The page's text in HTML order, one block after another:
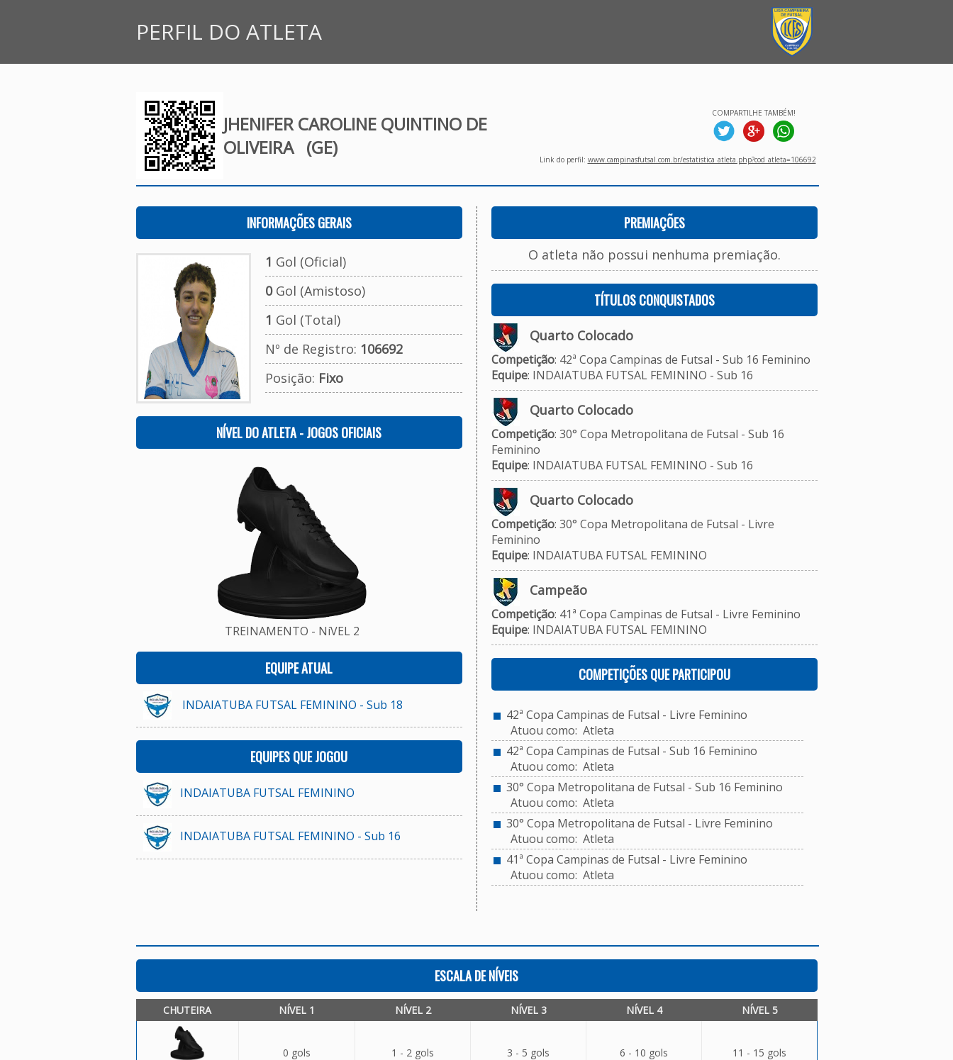
PERFIL DO ATLETA
JHENIFER CAROLINE QUINTINO DE
OLIVEIRA (GE)
COMPARTILHE TAMBÉM!
Link do perfil: www.campinasfutsal.com.br/estatistica_atleta.php?cod_atleta=106692
INFORMAÇÕES GERAIS
1 Gol (Oficial)
0Gol (Amistoso)
1 Gol (Total)
Nº de Registro: 106692
Posição: Fixo
NÍVEL DO ATLETA - JOGOS OFICIAIS
TREINAMENTO - NíVEL 2
EQUIPE ATUAL
INDAIATUBA FUTSAL FEMININO - Sub 18
EQUIPES QUE JOGOU
INDAIATUBA FUTSAL FEMININO
INDAIATUBA FUTSAL FEMININO - Sub 16
PREMIAÇÕES
O atleta não possui nenhuma premiação.
TÍTULOS CONQUISTADOS
Quarto Colocado
Competição: 42ª Copa Campinas de Futsal - Sub 16 Feminino
Equipe: INDAIATUBA FUTSAL FEMININO - Sub 16
Quarto Colocado
Competição: 30° Copa Metropolitana de Futsal - Sub 16
Feminino
Equipe: INDAIATUBA FUTSAL FEMININO - Sub 16
Quarto Colocado
Competição: 30° Copa Metropolitana de Futsal - Livre
Feminino
Equipe: INDAIATUBA FUTSAL FEMININO
Campeão
Competição: 41ª Copa Campinas de Futsal - Livre Feminino
Equipe: INDAIATUBA FUTSAL FEMININO
COMPETIÇÕES QUE PARTICIPOU
42ª Copa Campinas de Futsal - Livre Feminino
Atuou como: Atleta
42ª Copa Campinas de Futsal - Sub 16 Feminino
Atuou como: Atleta
30° Copa Metropolitana de Futsal - Sub 16 Feminino
Atuou como: Atleta
30° Copa Metropolitana de Futsal - Livre Feminino
Atuou como: Atleta
41ª Copa Campinas de Futsal - Livre Feminino
Atuou como: Atleta
ESCALA DE NÍVEIS
CHUTEIRA NÍVEL 1 NÍVEL 2 NÍVEL 3 NÍVEL 4 NÍVEL 5
0 gols 1 - 2 gols 3 - 5 gols 6 - 10 gols 11 - 15 gols